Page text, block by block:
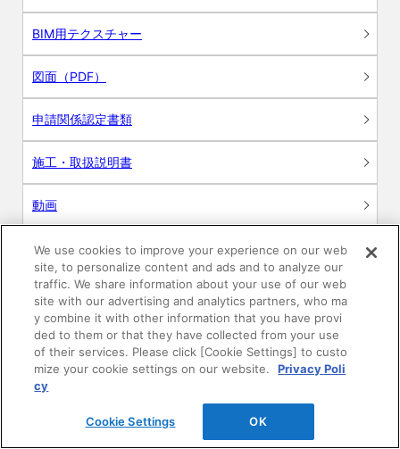
BIM用テクスチャー
図面（PDF）
申請関係認定書類
施工・取扱説明書
動画
シミュレーションツール
24時間換気システム〈エアスマート〉
簡易設計見積ソフト
R&Dセンター環境測定・分析サービス
商品マスター申し込み
We use cookies to improve your experience on our web
site, to personalize content and ads and to analyze our
traffic. We share information about your use of our web
site with our advertising and analytics partners, who ma
y combine it with other information that you have provi
ded to them or that they have collected from your use
of their services. Please click [Cookie Settings] to custo
mize your cookie settings on our website.
Privacy Poli
cy
Cookie Settings OK